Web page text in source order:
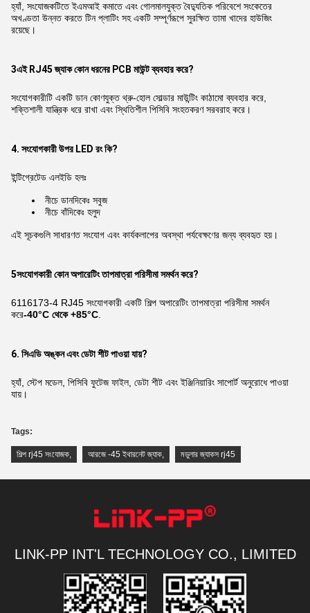
হ্যাঁ, সংযোজকটিতে ইএমআই কমাতে এবং গোলমালযুক্ত বৈদ্যুতিক পরিবেশে সংকেতের
অখণ্ডতা উন্নত করতে টিন প্লাটিং সহ একটি সম্পূর্ণরূপে সুরক্ষিত তামা খাদের হাউজিং
রয়েছে।
3এই RJ45 জ্যাক কোন ধরনের PCB মাউন্ট ব্যবহার করে?
সংযোগকারীটি একটি ডান কোণযুক্ত থ্রু-হোল সোল্ডার মাউন্টিং কাঠামো ব্যবহার করে,
শক্তিশালী যান্ত্রিক ধরে রাখা এবং স্থিতিশীল পিসিবি সংহতকরণ সরবরাহ করে।
4. সংযোগকারী উপর LED রং কি?
ইন্টিগ্রেটেড এলইডি হলঃ
নীচে ডানদিকেঃ সবুজ
নীচে বাঁদিকেঃ হলুদ
এই সূচকগুলি সাধারণত সংযোগ এবং কার্যকলাপের অবস্থা পর্যবেক্ষণের জন্য ব্যবহৃত হয়।
5সংযোগকারী কোন অপারেটিং তাপমাত্রা পরিসীমা সমর্থন করে?
6116173-4 RJ45 সংযোগকারী একটি শিল্প অপারেটিং তাপমাত্রা পরিসীমা সমর্থন
করে-40°C থেকে +85°C.
6. সিএডি অঙ্কন এবং ডেটা শীট পাওয়া যায়?
হ্যাঁ, স্টেপ মডেল, পিসিবি ফুটেজ ফাইল, ডেটা শীট এবং ইঞ্জিনিয়ারিং সাপোর্ট অনুরোধে পাওয়া
যায়।
Tags:
শিল্প rj45 সংযোজক, আরজে -45 ইথারনেট জ্যাক, মডুলার জ্যাকস rj45
LINK-PP INT'L TECHNOLOGY CO., LIMITED